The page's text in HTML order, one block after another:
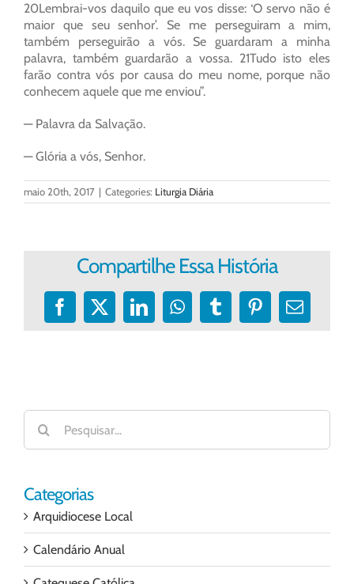
20Lembrai-vos daquilo que eu vos disse: ‘O servo não é
maior que seu senhor’. Se me perseguiram a mim,
também perseguirão a vós. Se guardaram a minha
palavra, também guardarão a vossa. 21Tudo isto eles
farão contra vós por causa do meu nome, porque não
conhecem aquele que me enviou”.
— Palavra da Salvação.
— Glória a vós, Senhor.
maio 20th, 2017 | Categories: Liturgia Diária
Compartilhe Essa História
Facebook
X LinkedInWhatsApp
TumblrPinterest
E-
Buscar
resultados
para:
Categorias
Arquidiocese Local
Calendário Anual